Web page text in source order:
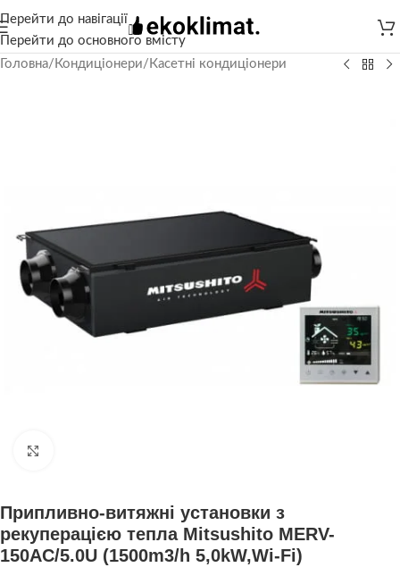
Перейти до навігації
Перейти до основного вмісту
Головна/ Кондиціонери/ Касетні кондиціонери
Припливно-витяжні установки з
рекуперацією тепла Mitsushito MERV-
150AC/5.0U (1500m3/h 5,0kW,Wi-Fi)